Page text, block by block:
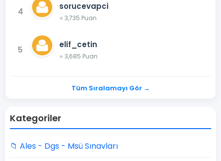
4 sorucevapci
⭐ 3,735 Puan
5 elif_cetin
⭐ 3,685 Puan
Tüm Sıralamayı Gör →
Kategoriler
📁 Ales - Dgs - Msü Sınavları